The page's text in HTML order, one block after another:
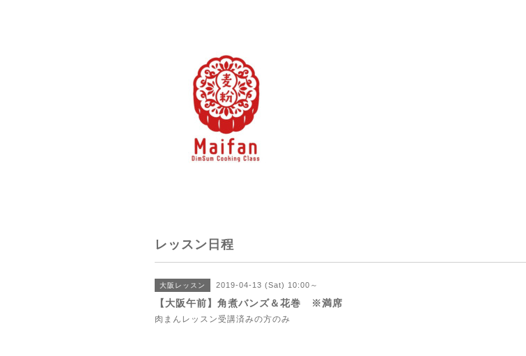
レッスン日程
大阪レッスン 2019-04-13 (Sat) 10:00～
【大阪午前】角煮バンズ＆花巻 ※満席
肉まんレッスン受講済みの方のみ